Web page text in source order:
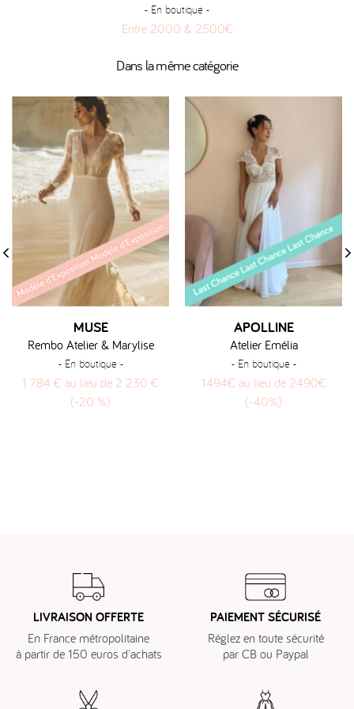
- En boutique -
Entre 2000 & 2500€
Dans la même catégorie
MUSE
Rembo Atelier & Marylise
- En boutique -
1 784 € au lieu de 2 230 €
(-20 %)
APOLLINE
Atelier Emélia
- En boutique -
1494€ au lieu de 2490€
(-40%)
LIVRAISON OFFERTE
En France métropolitaine
à partir de 150 euros d'achats
PAIEMENT SÉCURISÉ
Réglez en toute sécurité
par CB ou Paypal